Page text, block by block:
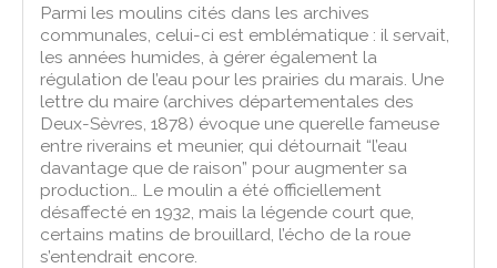
Parmi les moulins cités dans les archives
communales, celui-ci est emblématique : il servait,
les années humides, à gérer également la
régulation de l’eau pour les prairies du marais. Une
lettre du maire (archives départementales des
Deux-Sèvres, 1878) évoque une querelle fameuse
entre riverains et meunier, qui détournait “l’eau
davantage que de raison” pour augmenter sa
production… Le moulin a été officiellement
désaffecté en 1932, mais la légende court que,
certains matins de brouillard, l’écho de la roue
s’entendrait encore.